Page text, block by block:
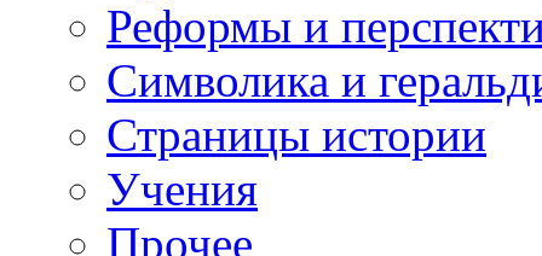
Реформы и
Символика и
Страницы истории
Учения
Прочее